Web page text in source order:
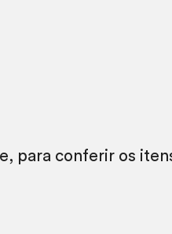
para conferir os